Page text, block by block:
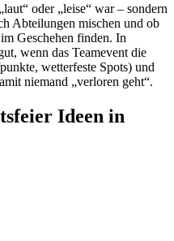
oder „leise“ war – sondern
Abteilungen mischen und ob
Geschehen finden. In
wenn das Teamevent die
wetterfeste Spots) und
niemand „verloren geht“.
Ideen in